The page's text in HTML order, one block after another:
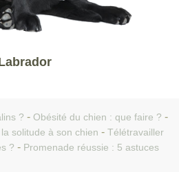
?
Obésité du chien : que faire ?
solitude à son chien
Télétravailler
?
Promenade réussie : 5 astuces